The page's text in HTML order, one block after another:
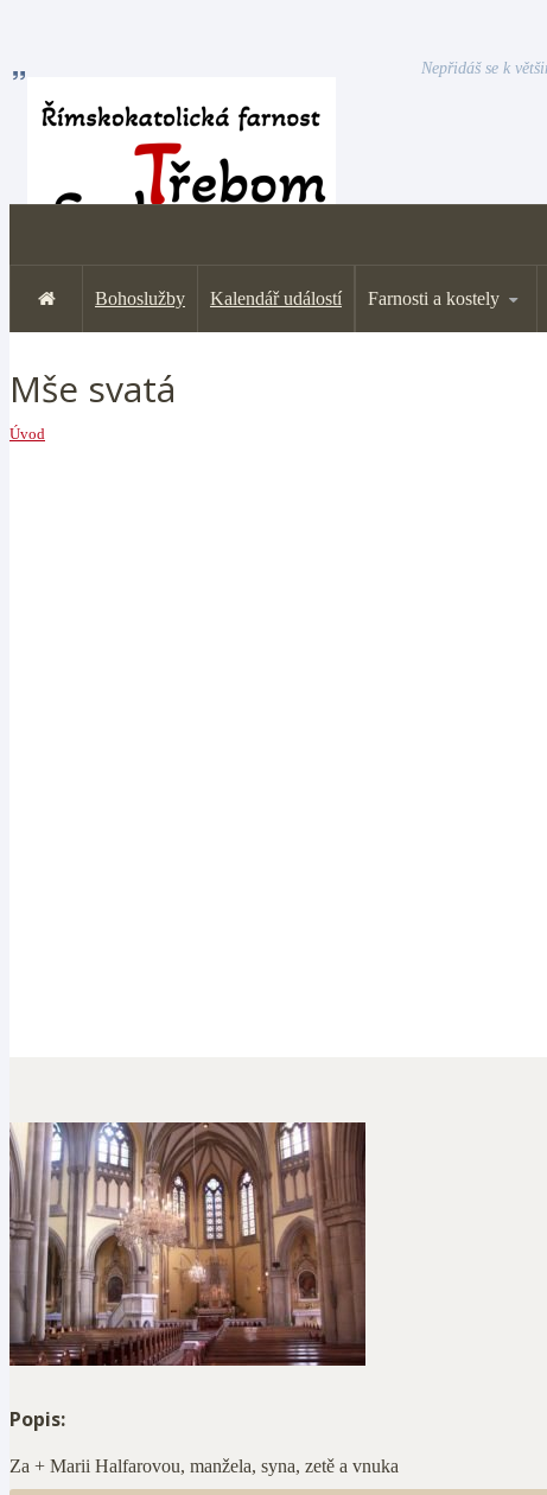
Nepřidáš se k
Bohoslužby Kalendář událostí Farnosti a kostely
Mše svatá
Úvod
Popis:
Za + Marii Halfarovou, manžela, syna, zetě a vnuka